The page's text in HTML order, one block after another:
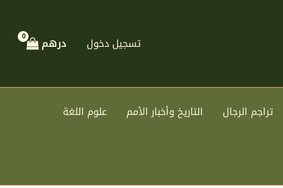
تسجيل دخول درهم
تراجم الرجال التاريخ وأخبار الأمم علوم اللغة